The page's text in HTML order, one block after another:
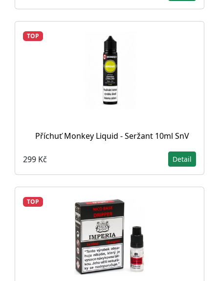
TOP
Příchuť Monkey Liquid - Seržant 10ml SnV
299 Kč Detail
TOP